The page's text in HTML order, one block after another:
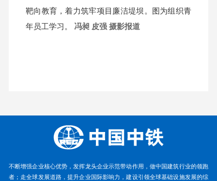
靶向教育，着力筑牢项目廉洁堤坝。图为组织青
年员工学习。 冯昶 皮强 摄影报道
不断增强企业核心优势，发挥龙头企业示范带动作用，做中国建筑行业的领跑
者；走全球发展道路，提升企业国际影响力，建设引领全球基础设施发展的综